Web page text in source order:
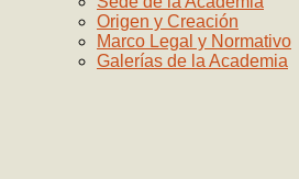
Origen y Creación
Marco Legal y Normativo
Galerías de la Academia